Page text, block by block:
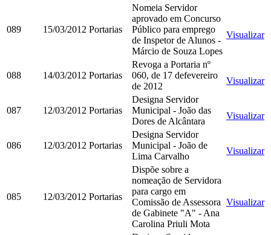
089 15/03/2012 Portarias
Nomeia Servidor
aprovado em Concurso
Público para emprego
de Inspetor de Alunos -
Márcio de Souza Lopes
Visualizar
088 14/03/2012 Portarias
Revoga a Portaria nº
060, de 17 defevereiro
de 2012
Visualizar
087 12/03/2012 Portarias
Designa Servidor
Municipal - João das
Dores de Alcântara
Visualizar
086 12/03/2012 Portarias
Designa Servidor
Municipal - João de
Lima Carvalho
Visualizar
085 12/03/2012 Portarias
Dispõe sobre a
nomeação de Servidora
para cargo em
Comissão de Assessora
de Gabinete "A" - Ana
Carolina Priuli Mota
Visualizar